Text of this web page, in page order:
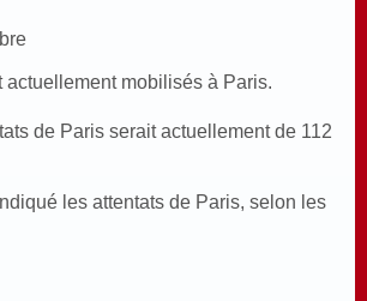
actuellement mobilisés à Paris.
de Paris serait actuellement de 112
les attentats de Paris, selon les